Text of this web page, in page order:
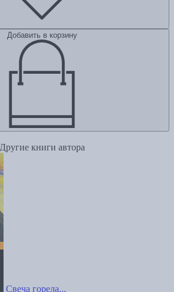
Добавить в корзину
Другие книги автора
Свеча горела...